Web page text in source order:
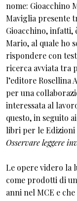
nome: Gioacchino
Maviglia presente
Gioacchino, infatti,
Mario, al quale ho
rispondere con
ricerca avviata tra
l’editore Rosellina
per una
interessata al
questo, in seguito
libri per le Edizioni
Osservare leggere
Le opere videro la
come prodotti di
anni nel MCE e